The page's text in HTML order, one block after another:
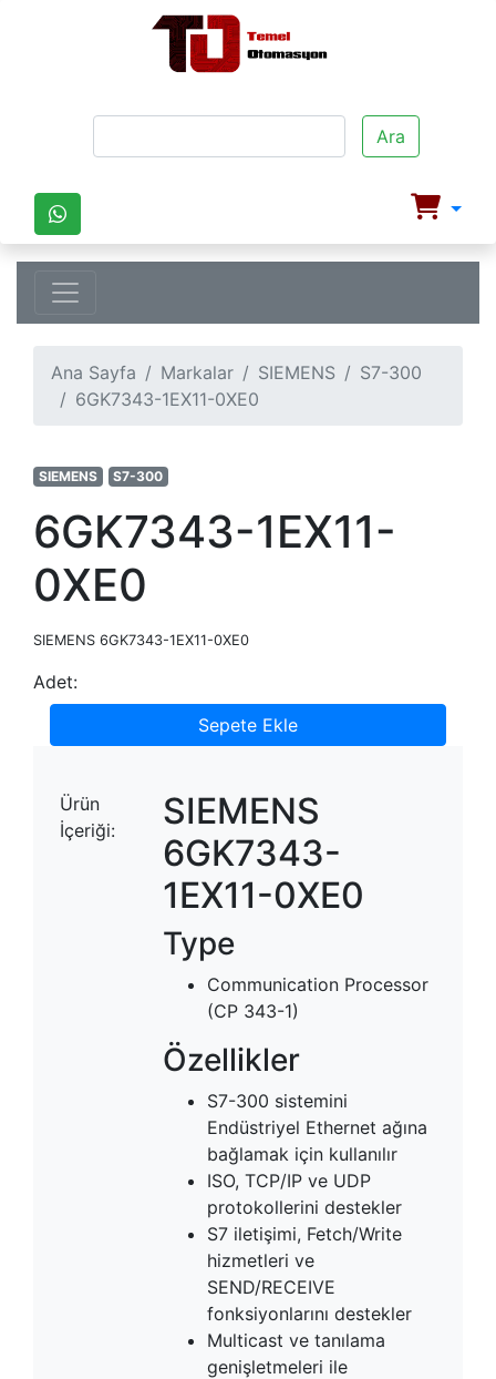
Ara
Ana Sayfa Markalar SIEMENS
S7-300
6GK7343-1EX11-0XE0
SIEMENS S7-300
6GK7343-1EX11-
0XE0
SIEMENS 6GK7343-1EX11-0XE0
Adet:
Sepete Ekle
Ürün
İçeriği:
SIEMENS
6GK7343-
1EX11-0XE0
Type
Communication Processor
(CP 343-1)
Özellikler
S7-300 sistemini
Endüstriyel Ethernet ağına
bağlamak için kullanılır
ISO, TCP/IP ve UDP
protokollerini destekler
S7 iletişimi, Fetch/Write
hizmetleri ve
SEND/RECEIVE
fonksiyonlarını destekler
Multicast ve tanılama
genişletmeleri ile